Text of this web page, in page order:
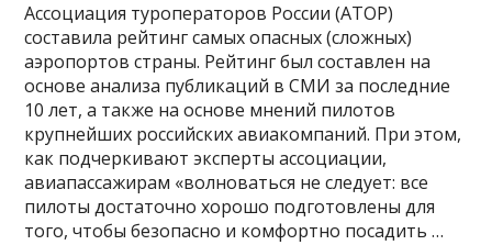
Ассоциация туроператоров России (АТОР)
составила рейтинг самых опасных (сложных)
аэропортов страны. Рейтинг был составлен на
основе анализа публикаций в СМИ за последние
10 лет, а также на основе мнений пилотов
крупнейших российских авиакомпаний. При этом,
как подчеркивают эксперты ассоциации,
авиапассажирам «волноваться не следует: все
пилоты достаточно хорошо подготовлены для
того, чтобы безопасно и комфортно посадить …